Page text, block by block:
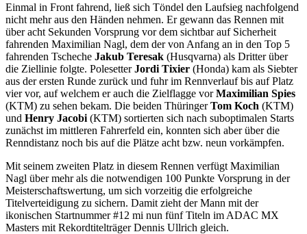
Einmal in Front fahrend, ließ sich Töndel den Laufsieg nachfolgend
nicht mehr aus den Händen nehmen. Er gewann das Rennen mit
über acht Sekunden Vorsprung vor dem sichtbar auf Sicherheit
fahrenden Maximilian Nagl, dem der von Anfang an in den Top 5
fahrenden Tscheche Jakub Teresak (Husqvarna) als Dritter über
die Ziellinie folgte. PolesetterJordi Tixier (Honda) kam als Siebter
aus der ersten Runde zurück und fuhr im Rennverlauf bis auf Platz
vier vor, auf welchem er auch die Zielflagge vorMaximilian Spies
(KTM) zu sehen bekam. Die beiden ThüringerTom Koch (KTM)
und Henry Jacobi (KTM) sortierten sich nach suboptimalen Starts
zunächst im mittleren Fahrerfeld ein, konnten sich aber über die
Renndistanz noch bis auf die Plätze acht bzw. neun vorkämpfen.
Mit seinem zweiten Platz in diesem Rennen verfügt Maximilian
Nagl über mehr als die notwendigen 100 Punkte Vorsprung in der
Meisterschaftswertung, um sich vorzeitig die erfolgreiche
Titelverteidigung zu sichern. Damit zieht der Mann mit der
ikonischen Startnummer #12 mi nun fünf Titeln im ADAC MX
Masters mit Rekordtitelträger Dennis Ullrich gleich.